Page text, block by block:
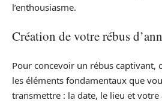
l’enthousiasme.
Création de votre rébus
Pour concevoir un rébus captivant,
les éléments fondamentaux que
transmettre : la date, le lieu et